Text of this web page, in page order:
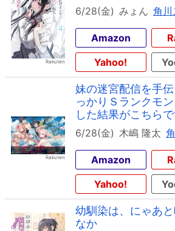
6/28(金) みょん 角川
Amazon
Yahoo!
妹の迷宮配信を手
っかりＳランクモ
した結果がこちら
6/28(金) 木嶋 隆太
Amazon
Yahoo!
幼馴染は、にゃあ
なか